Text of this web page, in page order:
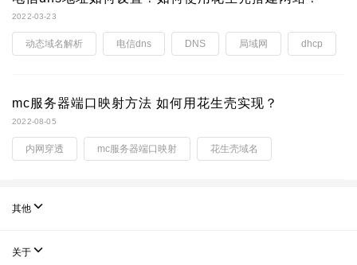
2022-03-23
动态域名解析 电信dns DNS 局域网 dhcp
mc服务器端口映射方法 如何用花生壳实现？
2022-08-05
内网穿透 mc服务器端口映射 花生壳域名
其他 
关于 